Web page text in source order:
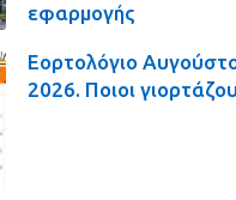
εφαρμογής
Εορτολόγιο
2026. Ποιοι